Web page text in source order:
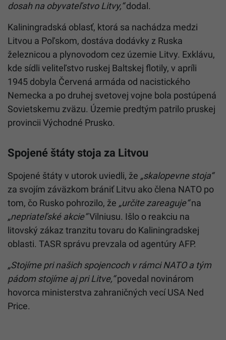
dosah na obyvateľstvo Litvy,“dodal.
Kaliningradská oblasť, ktorá sa nachádza medzi
Litvou a Poľskom, dostáva dodávky z Ruska
železnicou a plynovodom cez územie Litvy. Exklávu,
kde sídli veliteľstvo ruskej Baltskej flotily, v apríli
1945 dobyla Červená armáda od nacistického
Nemecka a po druhej svetovej vojne bola postúpená
Sovietskemu zväzu. Územie predtým patrilo pruskej
provincii Východné Prusko.
Spojené štáty stoja za Litvou
Spojené štáty v utorok uviedli, že „skalopevne stoja“
za svojím záväzkom brániťLitvu ako člena NATO po
tom, čo Rusko pohrozilo, že „určite zareaguje“na
„nepriateľské akcie“Vilniusu. Išlo o reakciu na
litovský zákaz tranzitu tovaru do Kaliningradskej
oblasti. TASR správu prevzala od agentúry AFP.
„Stojíme pri našich spojencoch v rámci NATO a tým
pádom stojíme aj priLitve,“povedal novinárom
hovorca ministerstva zahraničných vecí USA Ned
Price.